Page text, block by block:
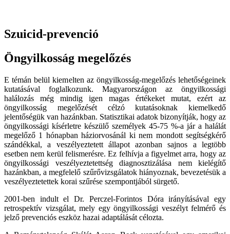
Szuicid-prevenció
Öngyilkosság megelőzés
E témán belül kiemelten az öngyilkosság-megelőzés lehetőségeinek
kutatásával foglalkozunk. Magyarországon az öngyilkossági
halálozás még mindig igen magas értékeket mutat, ezért az
öngyilkosság megelőzését célzó kutatásoknak kiemelkedő
jelentőségük van hazánkban. Statisztikai adatok bizonyítják, hogy az
öngyilkossági kísérletre készülő személyek 45-75 %-a jár a halálát
megelőző 1 hónapban háziorvosánál ki nem mondott segítségkérő
szándékkal, a veszélyeztetett állapot azonban sajnos a legtöbb
esetben nem kerül felismerésre. Ez felhívja a figyelmet arra, hogy az
öngyilkossági veszélyeztetettség diagnosztizálása nem kielégítő
hazánkban, a megfelelő szűrővizsgálatok hiányoznak, bevezetésük a
veszélyeztetettek korai szűrése szempontjából sürgető.
2001-ben indult el Dr. Perczel-Forintos Dóra irányításával egy
retrospektív vizsgálat, mely egy öngyilkossági veszélyt felmérő és
jelző prevenciós eszköz hazai adaptálását célozta.